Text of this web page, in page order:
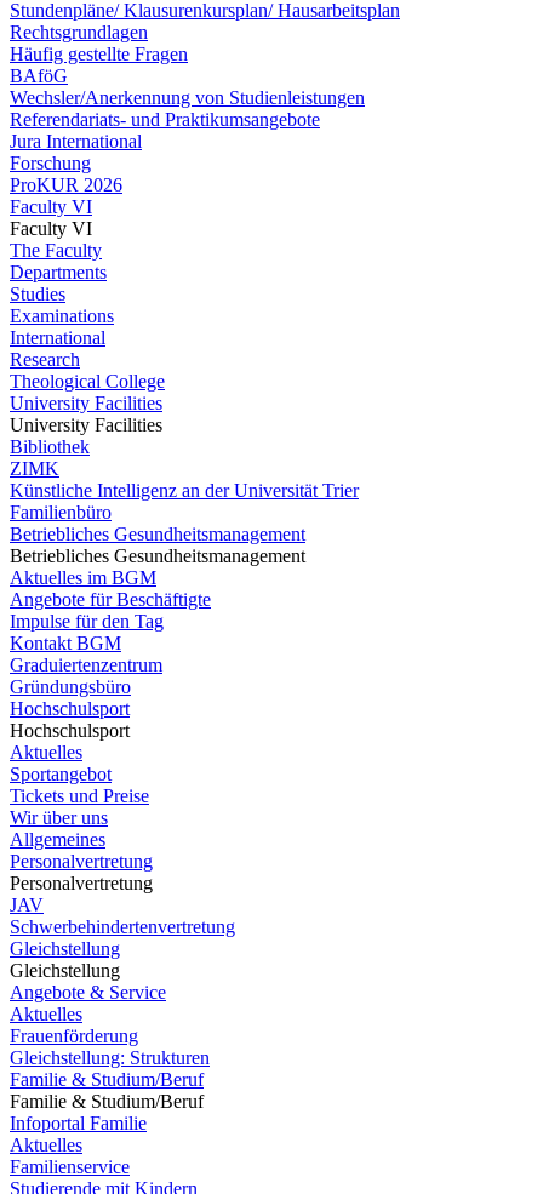
Stundenpläne/ Klausurenkursplan/ Hausarbeitsplan
Rechtsgrundlagen
Häufig gestellte Fragen
BAföG
Wechsler/Anerkennung von Studienleistungen
Referendariats- und Praktikumsangebote
Jura International
Forschung
ProKUR 2026
Faculty VI
Faculty VI
The Faculty
Departments
Studies
Examinations
International
Research
Theological College
University Facilities
University Facilities
Bibliothek
ZIMK
Künstliche Intelligenz an der Universität Trier
Familienbüro
Betriebliches Gesundheitsmanagement
Betriebliches Gesundheitsmanagement
Aktuelles im BGM
Angebote für Beschäftigte
Impulse für den Tag
Kontakt BGM
Graduiertenzentrum
Gründungsbüro
Hochschulsport
Hochschulsport
Aktuelles
Sportangebot
Tickets und Preise
Wir über uns
Allgemeines
Personalvertretung
Personalvertretung
JAV
Schwerbehindertenvertretung
Gleichstellung
Gleichstellung
Angebote & Service
Aktuelles
Frauenförderung
Gleichstellung: Strukturen
Familie & Studium/Beruf
Familie & Studium/Beruf
Infoportal Familie
Aktuelles
Familienservice
Studierende mit Kindern